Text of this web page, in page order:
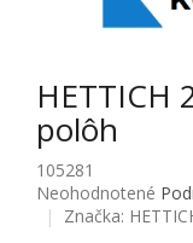
HETTICH
polôh
105281
Priemerné
Neohodnotené
Značka: